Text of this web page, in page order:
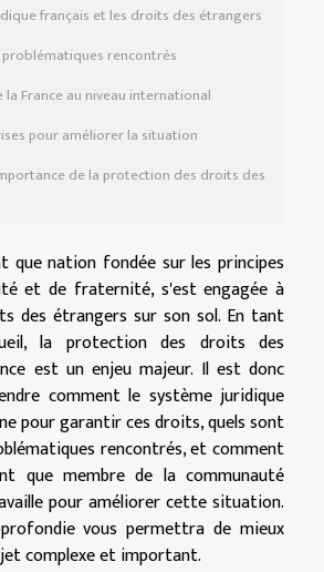
français et les droits des étrangers
problématiques rencontrés
la France au niveau international
pour améliorer la situation
de la protection des droits des
que nation fondée sur les principes
et de fraternité, s'est engagée à
des étrangers sur son sol. En tant
la protection des droits des
est un enjeu majeur. Il est donc
comment le système juridique
pour garantir ces droits, quels sont
rencontrés, et comment
que membre de la communauté
pour améliorer cette situation.
vous permettra de mieux
complexe et important.